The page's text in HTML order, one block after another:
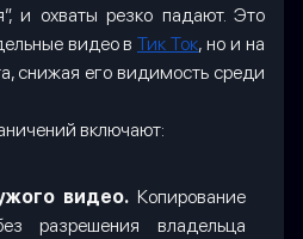
и охваты резко падают. Это
видео в Тик Ток, но и на
снижая его видимость среди
включают:
видео. Копирование
разрешения владельца